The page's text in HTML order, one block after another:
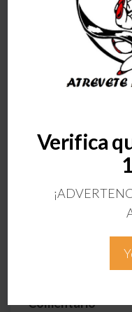
Verifica
ANTERIOR
ARNES
Deja una
Tu dirección de
Los
Comentario*